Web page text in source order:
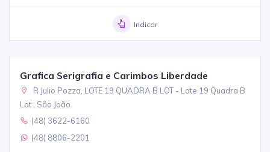
Indicar
Grafica Serigrafia e Carimbos Liberdade
R Julio Pozza, LOTE 19 QUADRA B LOT - Lote 19 Quadra B
Lot , São João
(48) 3622-6160
(48) 8806-2201